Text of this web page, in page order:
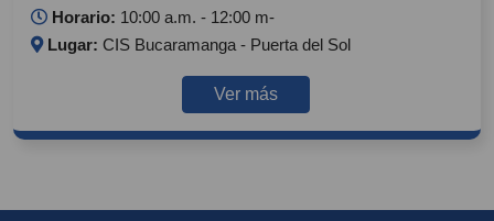
Horario: 10:00 a.m. - 12:00 m-
Lugar: CIS Bucaramanga - Puerta del Sol
Ver más